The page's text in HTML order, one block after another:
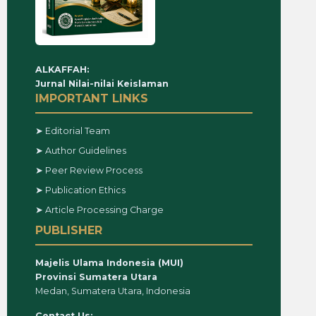
ALKAFFAH:
Jurnal Nilai-nilai Keislaman
IMPORTANT LINKS
➤ Editorial Team
➤ Author Guidelines
➤ Peer Review Process
➤ Publication Ethics
➤ Article Processing Charge
PUBLISHER
Majelis Ulama Indonesia (MUI)
Provinsi Sumatera Utara
Medan, Sumatera Utara, Indonesia